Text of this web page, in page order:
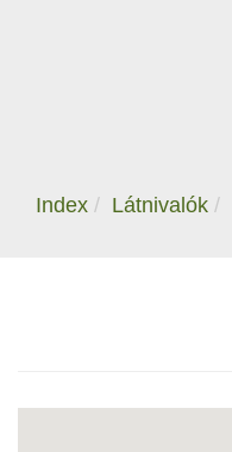
Index Látnivalók